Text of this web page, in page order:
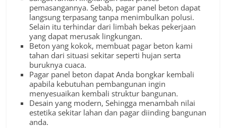
pemasangannya. Sebab, pagar panel beton dapat
langsung terpasang tanpa menimbulkan polusi.
Selain itu terhindar dari limbah bekas pekerjaan
yang dapat merusak lingkungan.
Beton yang kokok, membuat pagar beton kami
tahan dari situasi sekitar seperti hujan serta
buruknya cuaca.
Pagar panel beton dapat Anda bongkar kembali
apabila kebutuhan pembangunan ingin
menyesuaikan kembali struktur bangunan.
Desain yang modern, Sehingga menambah nilai
estetika sekitar lahan dan pagar diinding bangunan
anda.